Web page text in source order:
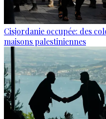
Cisjordanie occupée: des
maisons palestiniennes